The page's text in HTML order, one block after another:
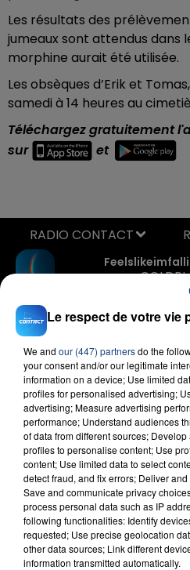
Les résultats des
jumeaux sont attendus dans
morphine aurait été utilisée.
Les obsèques d’Erik et
samedi à 14 heures au
Téléchargez gratuitement
sur
et
FIL D'ACTU
Le respect de votre vie
We and our (447) partnersdo the
your consent and/or our legitimate
information on a device; Use limited
profiles for personalised advertising;
advertising; Measure advertising
performance; Understand audiences
of data from different sources;
profiles to personalise content; Use
content; Use limited data to select
detect fraud, and fix errors; Deliver
Save and communicate privacy
process personal data such as IP
following functionalities: Identify
requested; Use precise geolocation
other data sources; Link different
information transmitted automatically.